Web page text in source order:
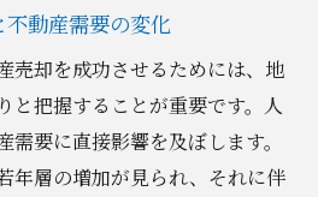
ントの役割と選び方
おけるプロのサポート
く効果的な交渉技術
崎市での売却のコツ
た伊勢崎市での不動産売却
動産需要の変化
売却を成功させるためには、地
と把握することが重要です。人
要に直接影響を及ぼします。
年層の増加が見られ、それに伴